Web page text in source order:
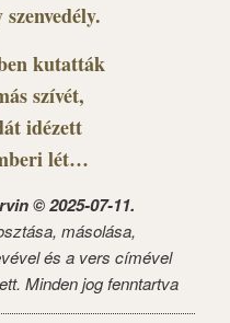
kutatták
szívét,
idézett
lét…
© 2025-07-11.
másolása,
és a vers címével
Minden jog fenntartva